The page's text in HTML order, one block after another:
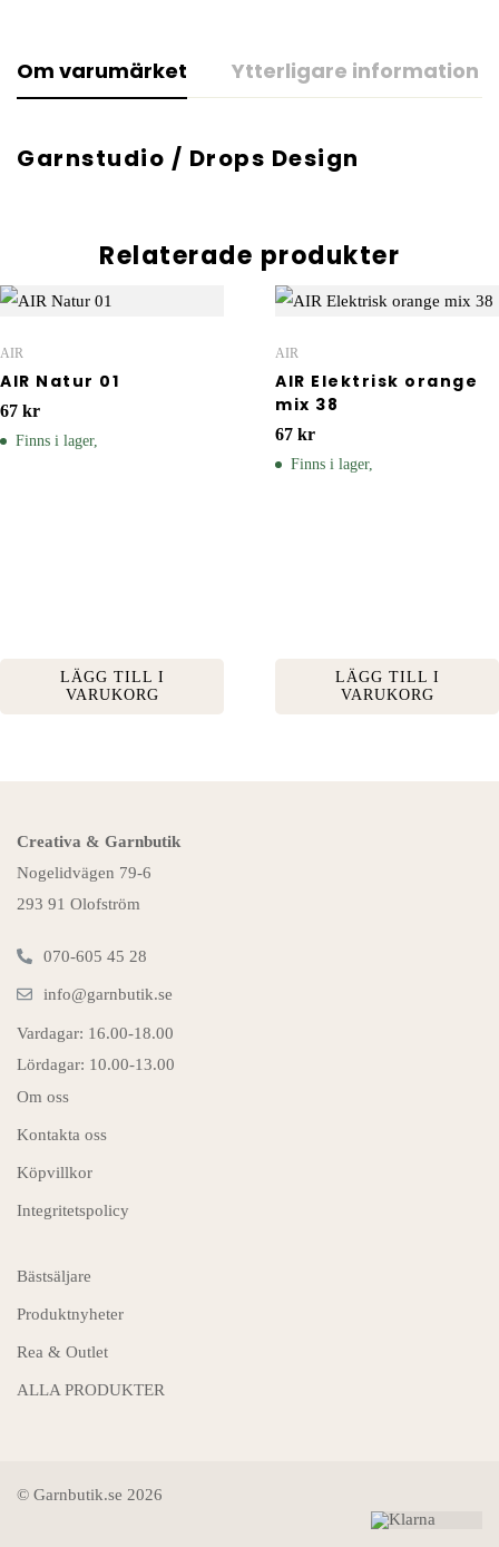
Om varumärket Ytterligare information
Garnstudio / Drops Design
Relaterade produkter
AIR
AIR Natur 01
67 kr
Finns i lager,
LÄGG TILL I
VARUKORG
AIR
AIR Elektrisk orange
mix 38
67 kr
Finns i lager,
LÄGG TILL I
VARUKORG
Creativa & Garnbutik
Nogelidvägen 79-6
293 91 Olofström
070-605 45 28
info@garnbutik.se
Vardagar: 16.00-18.00
Lördagar: 10.00-13.00
Om oss
Kontakta oss
Köpvillkor
Integritetspolicy
Bästsäljare
Produktnyheter
Rea & Outlet
ALLA PRODUKTER
© Garnbutik.se 2026